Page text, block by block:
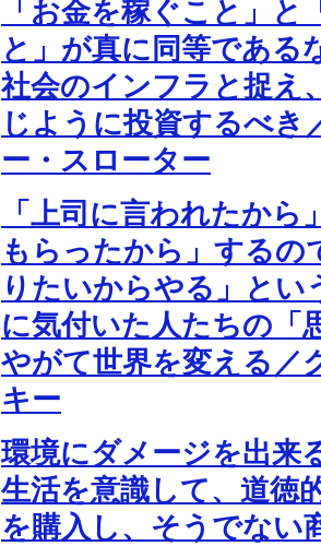
「お金を稼ぐこと」と
と」が真に同等である
社会のインフラと捉え
じように投資するべき
ー・スローター
「上司に言われたから
もらったから」するの
りたいからやる」とい
に気付いた人たちの「
やがて世界を変える／
キー
環境にダメージを出来
生活を意識して、道徳
を購入し、そうでない